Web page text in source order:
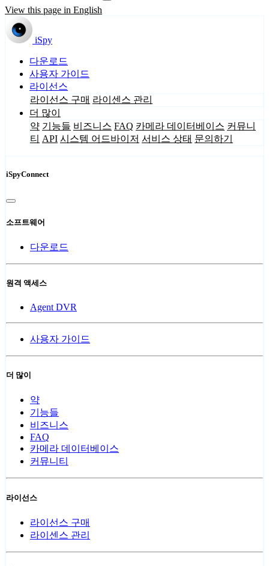
View this page in English
iSpy
다운로드
사용자 가이드
라이선스
라이선스 구매 라이센스 관리
더 많이
약 기능들 비즈니스 FAQ 카메라 데이터베이스 커뮤니
티 API 시스템 어드바이저 서비스 상태 문의하기
iSpyConnect
소프트웨어
다운로드
원격 액세스
Agent DVR
사용자 가이드
더 많이
약
기능들
비즈니스
FAQ
카메라 데이터베이스
커뮤니티
라이선스
라이선스 구매
라이센스 관리